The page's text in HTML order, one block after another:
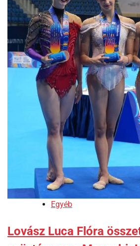
Egyéb
Lovász Luca Flóra